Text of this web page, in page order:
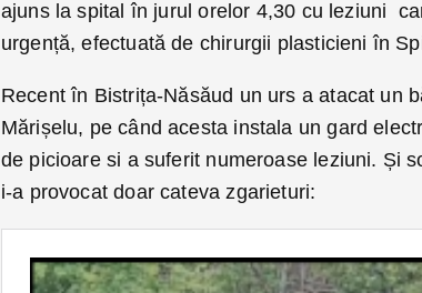
ajuns la spital în jurul orelor 4,30 cu leziuni
urgență, efectuată de chirurgii plasticieni în
Recent în Bistrița-Năsăud un urs a atacat un
Mărișelu, pe când acesta instala un gard
de picioare si a suferit numeroase leziuni. Și
i-a provocat doar cateva zgarieturi: